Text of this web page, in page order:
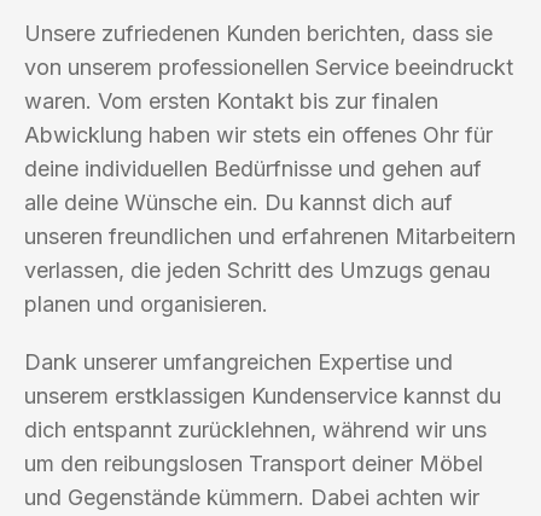
Unsere zufriedenen Kunden berichten, dass sie
von unserem professionellen Service beeindruckt
waren. Vom ersten Kontakt bis zur finalen
Abwicklung haben wir stets ein offenes Ohr für
deine individuellen Bedürfnisse und gehen auf
alle deine Wünsche ein. Du kannst dich auf
unseren freundlichen und erfahrenen Mitarbeitern
verlassen, die jeden Schritt des Umzugs genau
planen und organisieren.
Dank unserer umfangreichen Expertise und
unserem erstklassigen Kundenservice kannst du
dich entspannt zurücklehnen, während wir uns
um den reibungslosen Transport deiner Möbel
und Gegenstände kümmern. Dabei achten wir